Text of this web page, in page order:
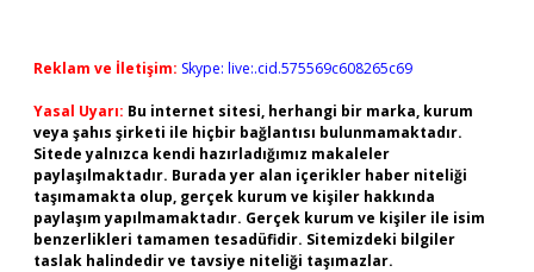
Reklam ve İletişim: Skype: live:.cid.575569c608265c69
Yasal Uyarı: Bu internet sitesi, herhangi bir marka, kurum
veya şahıs şirketi ile hiçbir bağlantısı bulunmamaktadır.
Sitede yalnızca kendi hazırladığımız makaleler
paylaşılmaktadır. Burada yer alan içerikler haber niteliği
taşımamakta olup, gerçek kurum ve kişiler hakkında
paylaşım yapılmamaktadır. Gerçek kurum ve kişiler ile isim
benzerlikleri tamamen tesadüfidir. Sitemizdeki bilgiler
taslak halindedir ve tavsiye niteliği taşımazlar.